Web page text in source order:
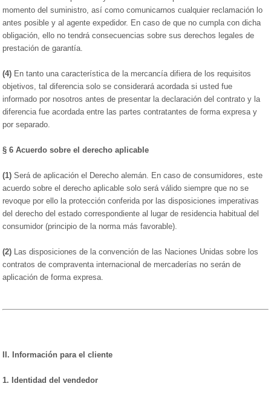
momento del suministro, así como comunicarnos cualquier reclamación lo
antes posible y al agente expedidor. En caso de que no cumpla con dicha
obligación, ello no tendrá consecuencias sobre sus derechos legales de
prestación de garantía.
(4) En tanto una característica de la mercancía difiera de los requisitos
objetivos, tal diferencia solo se considerará acordada si usted fue
informado por nosotros antes de presentar la declaración del contrato y la
diferencia fue acordada entre las partes contratantes de forma expresa y
por separado.
§ 6 Acuerdo sobre el derecho aplicable
(1) Será de aplicación el Derecho alemán. En caso de consumidores, este
acuerdo sobre el derecho aplicable solo será válido siempre que no se
revoque por ello la protección conferida por las disposiciones imperativas
del derecho del estado correspondiente al lugar de residencia habitual del
consumidor (principio de la norma más favorable).
(2) Las disposiciones de la convención de las Naciones Unidas sobre los
contratos de compraventa internacional de mercaderías no serán de
aplicación de forma expresa.
II. Información para el cliente
1. Identidad del vendedor